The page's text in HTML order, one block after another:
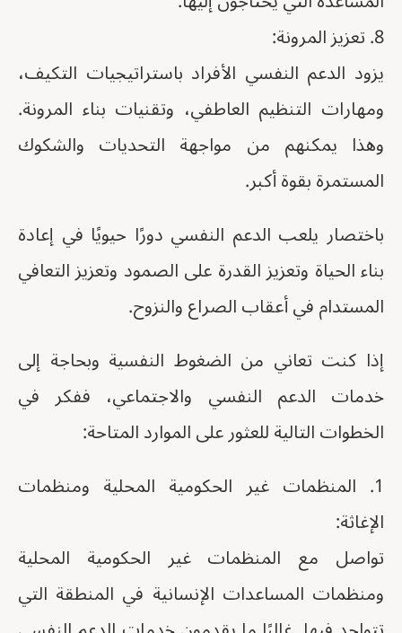
8. تعزيز المرونة:
يزود الدعم النفسي الأفراد باستراتيجيات التكيف،
ومهارات التنظيم العاطفي، وتقنيات بناء المرونة.
وهذا يمكنهم من مواجهة التحديات والشكوك
المستمرة بقوة أكبر.
باختصار يلعب الدعم النفسي دورًا حيويًا في إعادة
بناء الحياة وتعزيز القدرة على الصمود وتعزيز التعافي
المستدام في أعقاب الصراع والنزوح.
إذا كنت تعاني من الضغوط النفسية وبحاجة إلى
خدمات الدعم النفسي والاجتماعي، ففكر في
الخطوات التالية للعثور على الموارد المتاحة:
1. المنظمات غير الحكومية المحلية ومنظمات
الإغاثة:
تواصل مع المنظمات غير الحكومية المحلية
ومنظمات المساعدات الإنسانية في المنطقة التي